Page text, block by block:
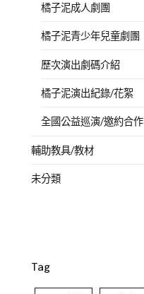
橘子泥成人劇團
橘子泥青少年兒童劇團
歷次演出劇碼介紹
橘子泥演出紀錄/花絮
全國公益巡演/邀約合作
輔助教具/教材
未分類
Tag